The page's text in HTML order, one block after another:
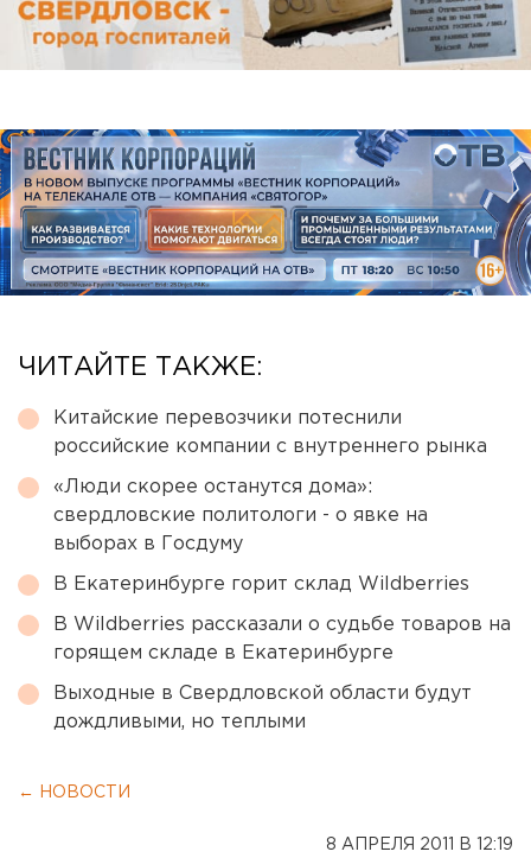
ЧИТАЙТЕ ТАКЖЕ:
Китайские перевозчики потеснили
российские компании с внутреннего рынка
«Люди скорее останутся дома»:
свердловские политологи - о явке на
выборах в Госдуму
В Екатеринбурге горит склад Wildberries
В Wildberries рассказали о судьбе товаров на
горящем складе в Екатеринбурге
Выходные в Свердловской области будут
дождливыми, но теплыми
← НОВОСТИ
8 АПРЕЛЯ 2011 В 12:19